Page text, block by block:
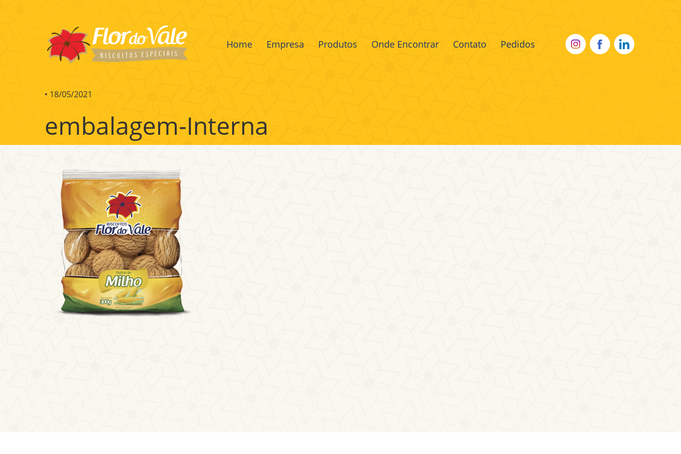
Home Empresa Produtos Onde Encontrar Contato Pedidos
• 18/05/2021
embalagem-Interna